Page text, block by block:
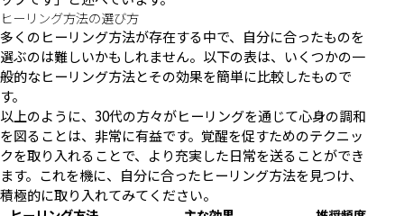
ヒーリング方法の選び方
多くのヒーリング方法が存在する中で、自分に合ったものを
選ぶのは難しいかもしれません。以下の表は、いくつかの一
般的なヒーリング方法とその効果を簡単に比較したもので
す。
以上のように、30代の方々がヒーリングを通じて心身の調和
を図ることは、非常に有益です。覚醒を促すためのテクニッ
クを取り入れることで、より充実した日常を送ることができ
ます。これを機に、自分に合ったヒーリング方法を見つけ、
積極的に取り入れてみてください。